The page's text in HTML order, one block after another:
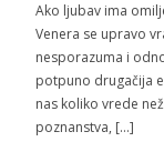
Ako ljubav ima
Venera se upravo
nesporazuma i
potpuno drugačija
nas koliko vrede
poznanstva, […]